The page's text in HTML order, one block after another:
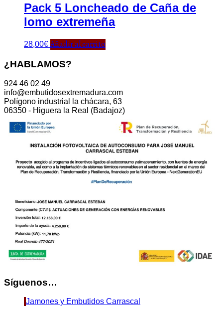
Pack 5 Loncheado de Caña de
lomo extremeña
28,00€ Añadir al carrito
¿HABLAMOS?
924 46 02 49
info@embutidosextremadura.com
Polígono industrial la chácara, 63
06350 - Higuera la Real (Badajoz)
Síguenos…
Jamones y Embutidos Carrascal